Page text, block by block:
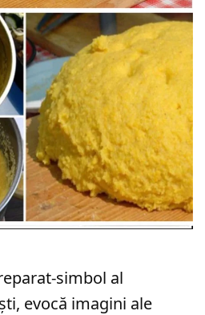
simbol al
evocă imagini ale